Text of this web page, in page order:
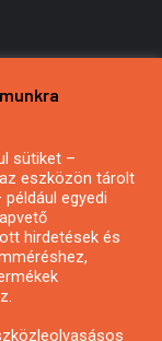
sütiket –
eszközön tárolt
egyedi
hirdetések és